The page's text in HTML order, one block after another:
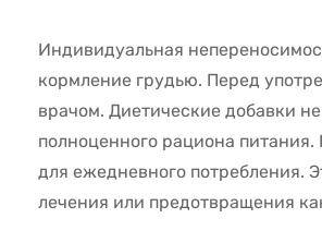
Индивидуальная
кормление грудью. Перед
врачом. Диетические добавки
полноценного рациона
для ежедневного потребления.
лечения или предотвращения